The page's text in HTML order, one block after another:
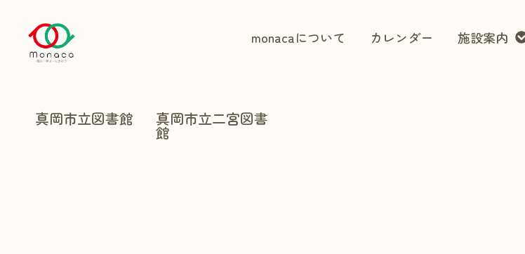
monacaについて カレンダー 施設案内
真岡市立図書館 真岡市立二宮図書
館